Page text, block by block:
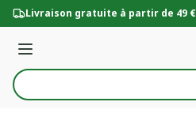
Aller au contenu
Livraison gratuite à partir de 49 €
Menu
Rechercher